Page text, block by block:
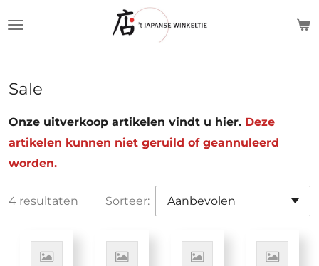
hoofdinhoud
Sale
Onze uitverkoop artikelen vindt u hier. Deze
artikelen kunnen niet geruild of geannuleerd
worden.
4 resultaten Sorteer: